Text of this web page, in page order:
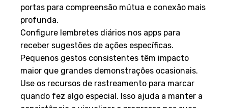
portas para compreensão mútua e conexão mais
profunda.
Configure lembretes diários nos apps para
receber sugestões de ações específicas.
Pequenos gestos consistentes têm impacto
maior que grandes demonstrações ocasionais.
Use os recursos de rastreamento para marcar
quando fez algo especial. Isso ajuda a manter a